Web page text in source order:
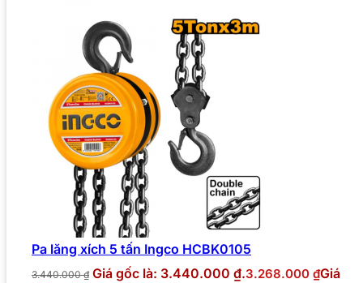
Pa lăng xích 5 tấn Ingco HCBK0105
3.440.000₫ Giá gốc là: 3.440.000 ₫.3.268.000 ₫Giá